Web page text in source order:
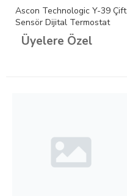
Ascon Technologic Y-39 Çift
Sensör Dijital Termostat
Üyelere Özel